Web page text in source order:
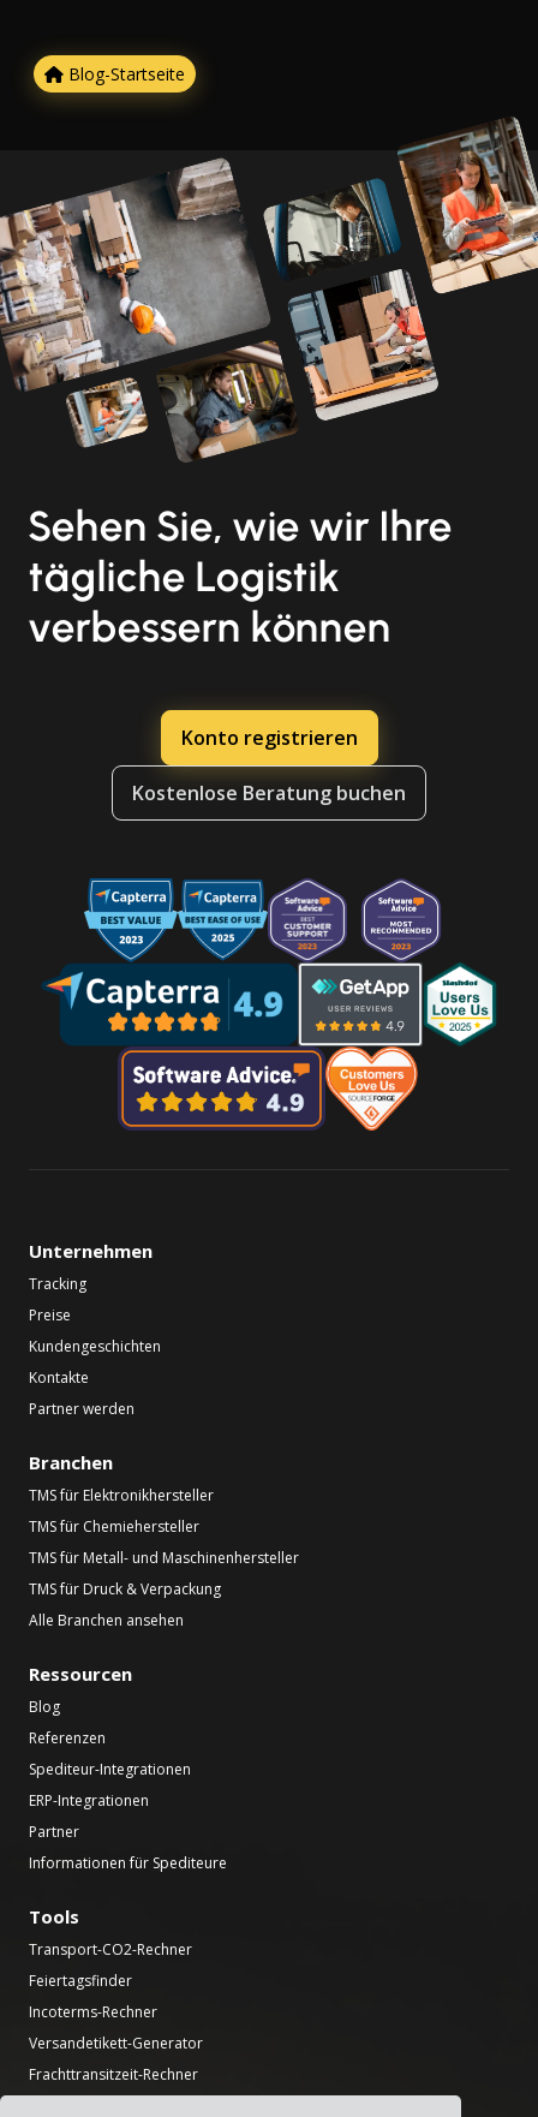
Blog-Startseite
Sehen Sie, wie wir Ihre
tägliche Logistik
verbessern können
Konto registrieren
Kostenlose Beratung buchen
Unternehmen
Tracking
Preise
Kundengeschichten
Kontakte
Partner werden
Branchen
TMS für Elektronikhersteller
TMS für Chemiehersteller
TMS für Metall- und Maschinenhersteller
TMS für Druck & Verpackung
Alle Branchen ansehen
Ressourcen
Blog
Referenzen
Spediteur-Integrationen
ERP-Integrationen
Partner
Informationen für Spediteure
Tools
Transport-CO2-Rechner
Feiertagsfinder
Incoterms-Rechner
Versandetikett-Generator
Frachttransitzeit-Rechner